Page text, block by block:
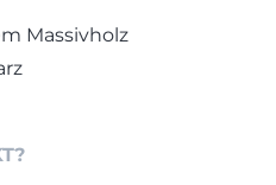
Massivholz